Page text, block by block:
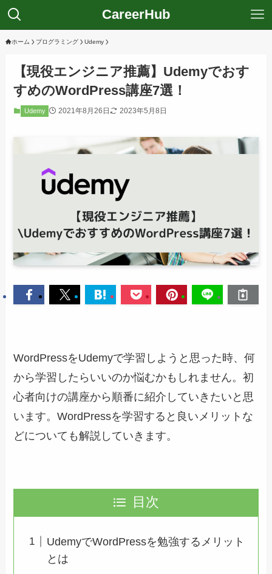
CareerHub
ホーム プログラミング Udemy
【現役エンジニア推薦】Udemyでおす
すめのWordPress講座7選！
Udemy 2021年8月26日 2023年5月8日
WordPressをUdemyで学習しようと思った時、何
から学習したらいいのか悩むかもしれません。初
心者向けの講座から順番に紹介していきたいと思
います。WordPressを学習すると良いメリットな
どについても解説していきます。
目次
UdemyでWordPressを勉強するメリット
とは